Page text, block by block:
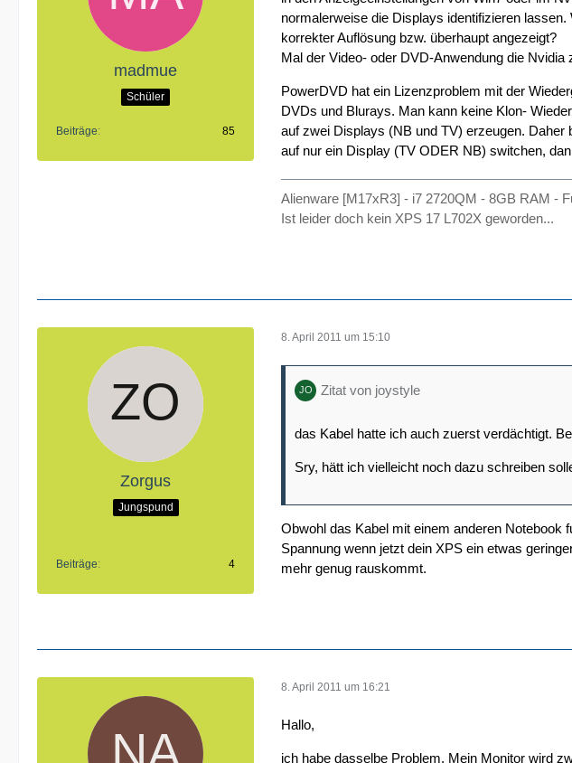
madmue
Schüler
Beiträge 85
normalerweise die Displays identifizieren lassen.
korrekter Auflösung bzw. überhaupt angezeigt?
Mal der Video- oder DVD-Anwendung die Nvidia
PowerDVD hat ein Lizenzproblem mit der
DVDs und Blurays. Man kann keine Klon-
auf zwei Displays (NB und TV) erzeugen. Daher
auf nur ein Display (TV ODER NB) switchen,
Alienware [M17xR3] - i7 2720QM - 8GB RAM -
Ist leider doch kein XPS 17 L702X geworden...
Zorgus
Jungspund
Beiträge 4
8. April 2011 um 15:10
Zitat von joystyle
das Kabel hatte ich auch zuerst verdächtigt.
Sry, hätt ich vielleicht noch dazu schreiben
Obwohl das Kabel mit einem anderen Notebook
Spannung wenn jetzt dein XPS ein etwas
mehr genug rauskommt.
8. April 2011 um 16:21
Hallo,
ich habe dasselbe Problem. Mein Monitor wird